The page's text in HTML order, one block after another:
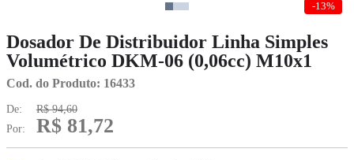
-13%
Dosador De Distribuidor Linha Simples
Volumétrico DKM-06 (0,06cc) M10x1
Cod. do Produto: 16433
De:
R$ 94,60
Por:
R$ 81,72